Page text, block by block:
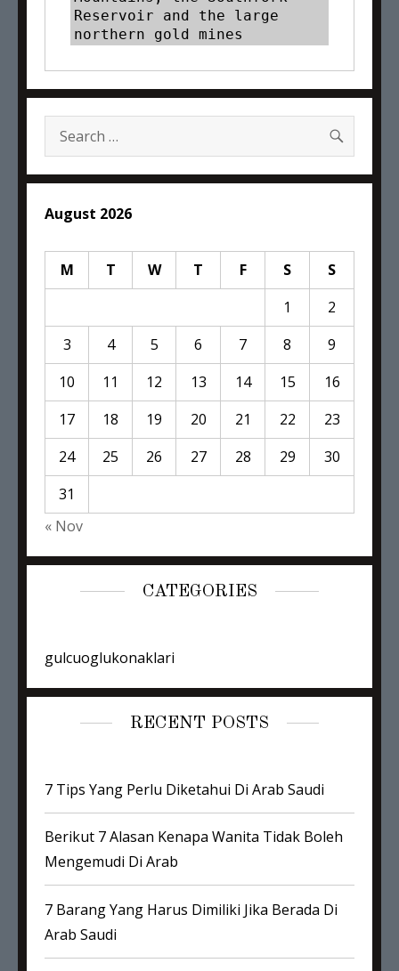
Reservoir and the large
northern gold mines
Search
for:
August 2026
M T W T F S
S
1
2
3
4 5 6 7 8
9
10
11 12 13 14 15
16
17
18 19 20 21 22
23
24
25 26 27 28 29
30
31
« Nov
CATEGORIES
gulcuoglukonaklari
RECENT POSTS
7 Tips Yang Perlu Diketahui Di Arab Saudi
Berikut 7 Alasan Kenapa Wanita Tidak Boleh
Mengemudi Di Arab
7 Barang Yang Harus Dimiliki Jika Berada Di
Arab Saudi